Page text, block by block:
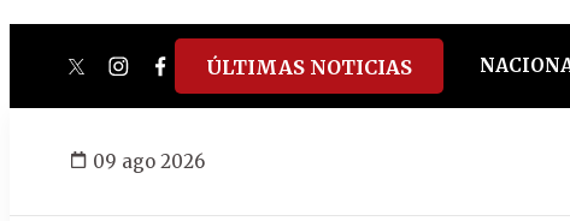
twitterinstagram
facebook
tiktokyoutube
spotify
ÚLTIMAS NOTICIAS
09 ago 2026